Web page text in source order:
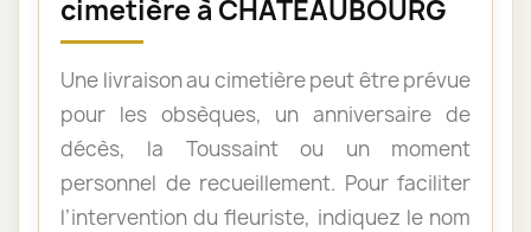
cimetière à CHÂTEAUBOURG
Une livraison au cimetière peut être prévue
pour les obsèques, un anniversaire de
décès, la Toussaint ou un moment
personnel de recueillement. Pour faciliter
l’intervention du fleuriste, indiquez le nom